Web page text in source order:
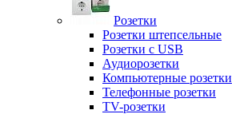
Розетки
Розетки штепсельные
Розетки с USB
Аудиорозетки
Компьютерные розетки
Телефонные розетки
TV-розетки